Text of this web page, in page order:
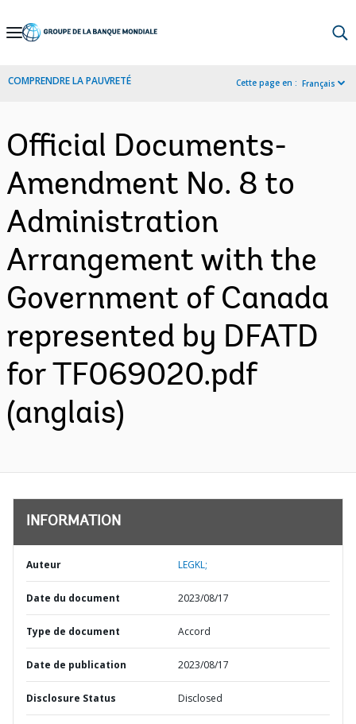
Skip
Navigation
COMPRENDRE LA PAUVRETÉ Cette page en : Français
Official Documents-
Amendment No. 8 to
Administration
Arrangement with the
Government of Canada
represented by DFATD
for TF069020.pdf
(anglais)
INFORMATION
Auteur LEGKL;
Date du document 2023/08/17
Type de document Accord
Date de publication 2023/08/17
Disclosure Status Disclosed